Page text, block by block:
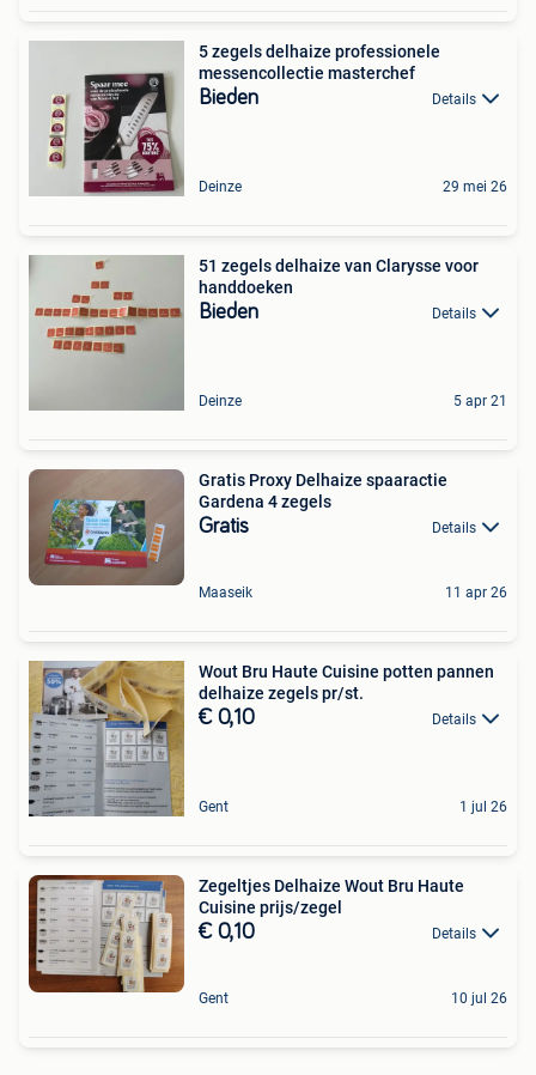
5 zegels delhaize professionele
messencollectie masterchef
Bieden Details
Deinze 29 mei 26
51 zegels delhaize van Clarysse voor
handdoeken
Bieden Details
Deinze 5 apr 21
Gratis Proxy Delhaize spaaractie
Gardena 4 zegels
Gratis Details
Maaseik 11 apr 26
Wout Bru Haute Cuisine potten pannen
delhaize zegels pr/st.
€ 0,10 Details
Gent 1 jul 26
Zegeltjes Delhaize Wout Bru Haute
Cuisine prijs/zegel
€ 0,10 Details
Gent 10 jul 26